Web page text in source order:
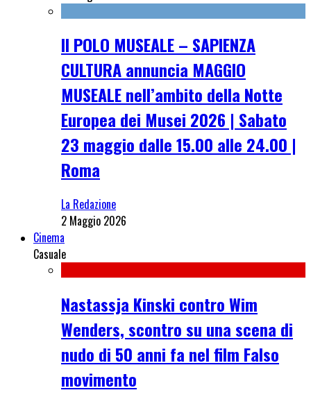
Il POLO MUSEALE – SAPIENZA
CULTURA annuncia MAGGIO
MUSEALE nell’ambito della Notte
Europea dei Musei 2026 | Sabato
23 maggio dalle 15.00 alle 24.00 |
Roma
La Redazione
2 Maggio 2026
Cinema
Casuale
Nastassja Kinski contro Wim
Wenders, scontro su una scena di
nudo di 50 anni fa nel film Falso
movimento